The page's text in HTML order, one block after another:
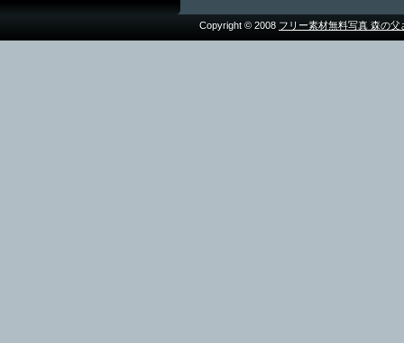
Copyright © 2008 フリー素材無料写真 森の父